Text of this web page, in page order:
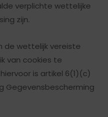
verplichte wettelijke
zijn.
de wettelijk vereiste
van cookies te
is artikel 6(1)(c)
Gegevensbescherming